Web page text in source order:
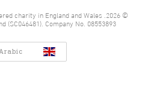
charity in England and Wales
(SC046481). Company No. 08553893.